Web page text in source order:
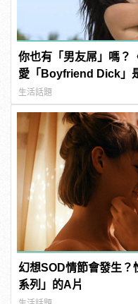
你也有「男友屌」嗎？
愛「Boyfriend Dick」
生活話題
幻想SOD情節會發生？
系列」的A片